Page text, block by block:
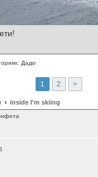
Дадо
1 2 >
inside I'm skiing